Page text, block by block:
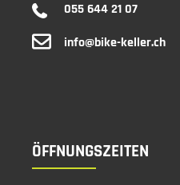
055 644 21 07
info@bike-keller.ch
ÖFFNUNGSZEITEN